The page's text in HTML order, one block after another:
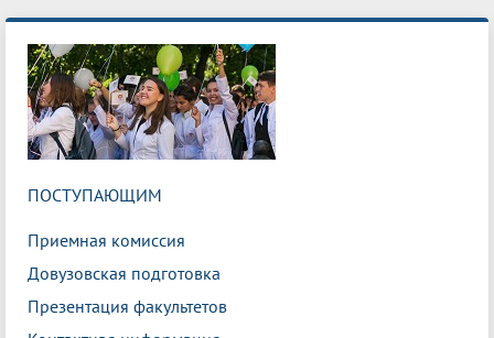
ПОСТУПАЮЩИМ
Приемная комиссия
Довузовская подготовка
Презентация факультетов